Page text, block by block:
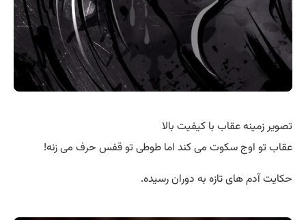
تصویر زمینه عقاب با کیفیت بالا
عقاب تو اوج سکوت می کند اما طوطی تو قفس حرف می زنه!
حکایت آدم های تازه به دوران رسیده.